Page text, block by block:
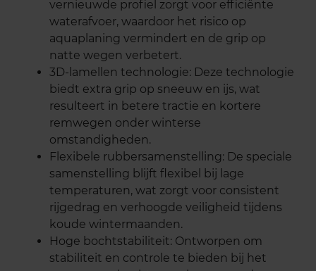
vernieuwde profiel zorgt voor efficiënte
waterafvoer, waardoor het risico op
aquaplaning vermindert en de grip op
natte wegen verbetert.
3D-lamellen technologie: Deze technologie
biedt extra grip op sneeuw en ijs, wat
resulteert in betere tractie en kortere
remwegen onder winterse
omstandigheden.
Flexibele rubbersamenstelling: De speciale
samenstelling blijft flexibel bij lage
temperaturen, wat zorgt voor consistent
rijgedrag en verhoogde veiligheid tijdens
koude wintermaanden.
Hoge bochtstabiliteit: Ontworpen om
stabiliteit en controle te bieden bij het